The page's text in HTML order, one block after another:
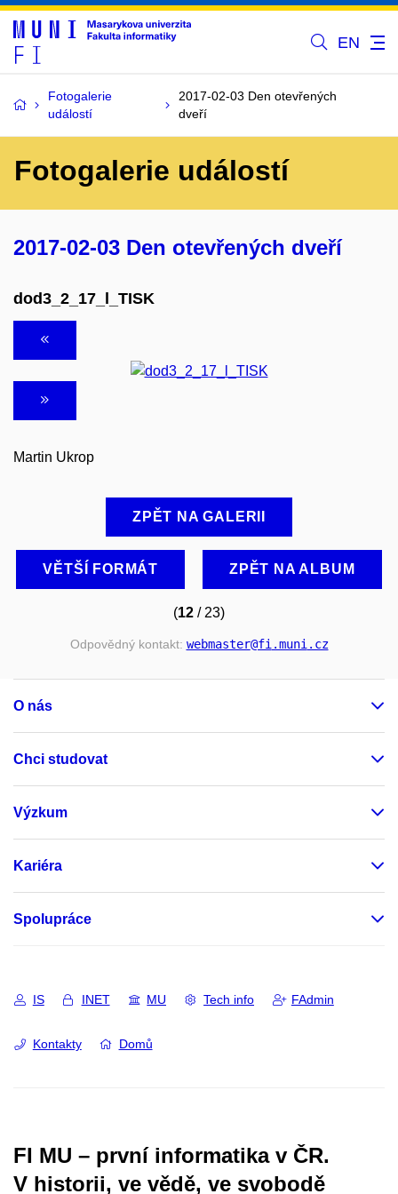
EN
Fotogalerie
událostí
2017-02-03 Den otevřených
dveří
Fotogalerie událostí
2017-02-03 Den otevřených dveří
dod3_2_17_l_TISK
Martin Ukrop
ZPĚT NA GALERII
VĚTŠÍ FORMÁT ZPĚT NA ALBUM
(12 / 23)
Odpovědný kontakt: webmaster@fi .muni .cz
O nás
Chci studovat
Výzkum
Kariéra
Spolupráce
IS INET MU Tech info FAdmin
Kontakty Domů
FI MU – první informatika v ČR.
V historii, ve vědě, ve svobodě